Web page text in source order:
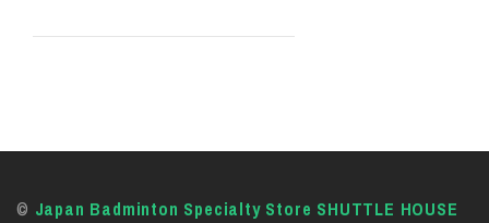
© Japan Badminton Specialty Store SHUTTLE HOUSE